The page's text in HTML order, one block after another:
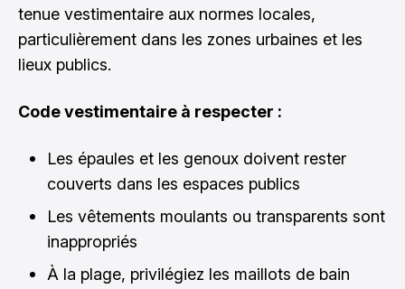
tenue vestimentaire aux normes locales,
particulièrement dans les zones urbaines et les
lieux publics.
Code vestimentaire à respecter :
Les épaules et les genoux doivent rester
couverts dans les espaces publics
Les vêtements moulants ou transparents sont
inappropriés
À la plage, privilégiez les maillots de bain